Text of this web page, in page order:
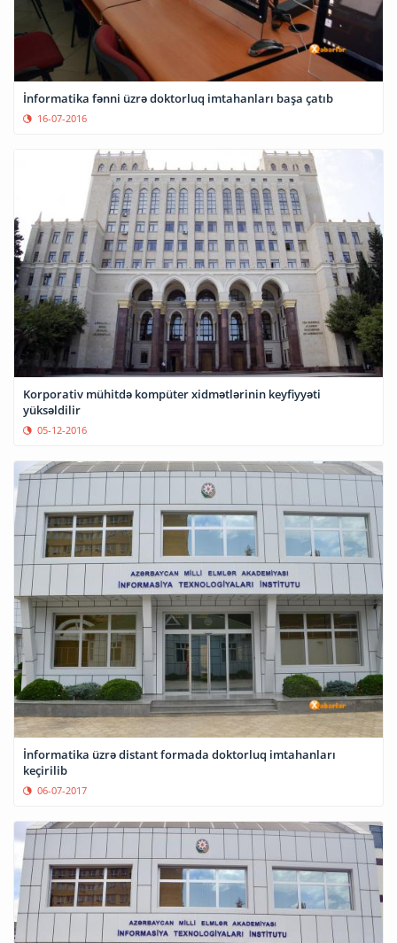
İnformatika fənni üzrə doktorluq imtahanları başa çatıb
16-07-2016
Korporativ mühitdə kompüter xidmətlərinin keyfiyyəti
yüksəldilir
05-12-2016
İnformatika üzrə distant formada doktorluq imtahanları
keçirilib
06-07-2017